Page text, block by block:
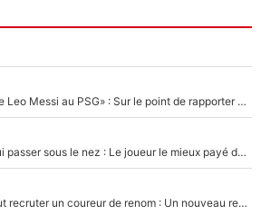
«Ce fils de p*te fait comme Leo Messi au PSG» : Sur le point de rapporter gros à l'OM, Facundo Medina raconte son clash avec des supporters !
L'OM voit ce joli chèque lui passer sous le nez : Le joueur le mieux payé du club refuse de partir, son transfert est annulé à la dernière minute !
Decathlon-CMA CGM veut recruter un coureur de renom : Un nouveau renfort important arrive pour Paul Seixas ?